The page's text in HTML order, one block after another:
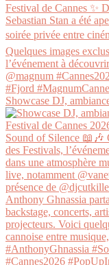
Showcase DJ,